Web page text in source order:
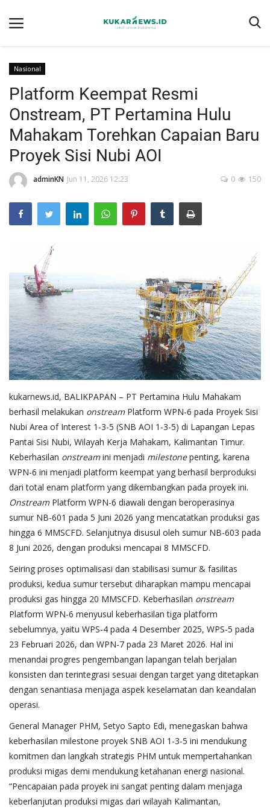
Home
Tentang kukarnews.id
Pedoman Pemberitaan Ramah Anak
Pemberitaan Media Siber
Susunan Redaksi
Advertorial
Gallery
Nasional
Platform Keempat Resmi
Onstream, PT Pertamina Hulu
Mahakam Torehkan Capaian Baru
Proyek Sisi Nubi AOI
adminKN Jun 11, 2026 12:23 150
0
kukarnews.id, BALIKPAPAN – PT Pertamina Hulu Mahakam
berhasil melakukan onstreamPlatform WPN-6 pada Proyek Sisi
Nubi Area of Interest 1-3-5 (SNB AOI 1-3-5) di Lapangan Lepas
Pantai Sisi Nubi, Wilayah Kerja Mahakam, Kalimantan Timur.
Keberhasilan onstreamini menjadi milestonepenting, karena
WPN-6 ini menjadi platform keempat yang berhasil berproduksi
dari total enam platform yang dikembangkan pada proyek ini.
OnstreamPlatform WPN-6 diawali dengan beroperasinya
sumur NB-601 pada 5 Juni 2026 yang mencatatkan produksi gas
hingga 6 MMSCFD. Selanjutnya disusul oleh sumur NB-603 pada
8 Juni 2026, dengan produksi mencapai 8 MMSCFD.
Seiring proses optimalisasi dan stabilisasi sumur & fasilitas
produksi, kedua sumur tersebut diharapkan mampu mencapai
produksi gas hingga 20 MMSCFD. Keberhasilan onstream
Platform WPN-6 menyusul keberhasilan tiga platform
sebelumnya, yaitu WPS-4 pada 4 Desember 2025, WPS-5 pada
23 Februari 2026, dan WPN-7 pada 23 Maret 2026. Hal ini
menandai progres pengembangan lapangan telah berjalan
konsisten dan terintegrasi sesuai dengan target yang ditetapkan
dengan senantiasa menjaga aspek keselamatan dan keandalan
operasi.
General Manager PHM, Setyo Sapto Edi, menegaskan bahwa
keberhasilan milestone proyek SNB AOI 1-3-5 ini mendukung
komitmen dan langkah strategis PHM untuk mempertahankan
produksi migas demi mendukung ketahanan energi nasional.
“Pencapaian pada proyek ini sangat penting dalam menjaga
keberlanjutan produksi migas dari wilayah Kalimantan,